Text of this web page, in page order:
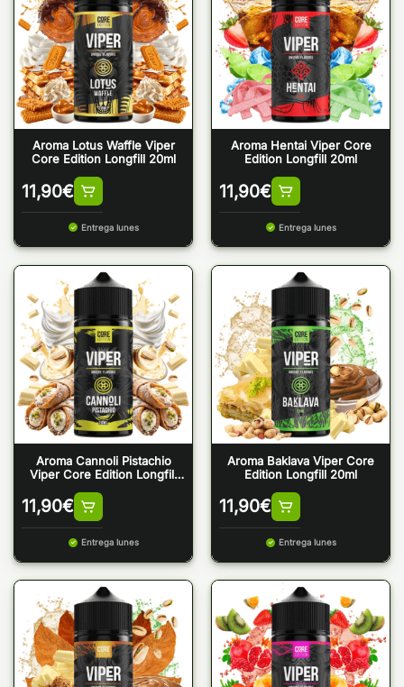
Aroma Lotus Waffle Viper
Core Edition Longfill 20ml
11,90€
Entrega lunes
Aroma Hentai Viper Core
Edition Longfill 20ml
11,90€
Entrega lunes
Aroma Cannoli Pistachio
Viper Core Edition Longfill
11,90€
Entrega lunes
Aroma Baklava Viper Core
Edition Longfill 20ml
11,90€
Entrega lunes